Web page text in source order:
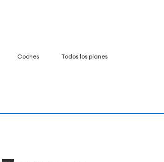
Coches Todos los planes